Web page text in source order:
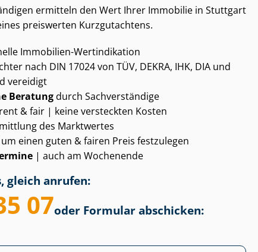
ermitteln den Wert Ihrer Immobilie in Stuttgart
preiswerten Kurzgutachtens.
Immobilien-Wertindikation
nach DIN 17024 von TÜV, DEKRA, IHK, DIA und
vereidigt
Beratungdurch Sachverständige
& fair | keine versteckten Kosten
des Marktwertes
einen guten & fairen Preis festzulegen
| auch am Wochenende
gleich anrufen:
07oder Formular abschicken: